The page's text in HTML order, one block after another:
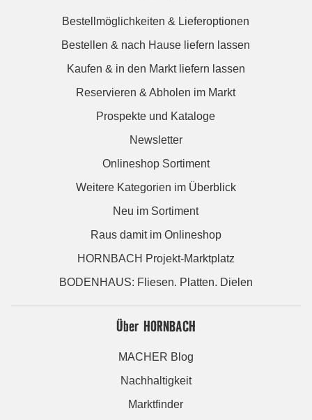
Bestellmöglichkeiten & Lieferoptionen
Bestellen & nach Hause liefern lassen
Kaufen & in den Markt liefern lassen
Reservieren & Abholen im Markt
Prospekte und Kataloge
Newsletter
Onlineshop Sortiment
Weitere Kategorien im Überblick
Neu im Sortiment
Raus damit im Onlineshop
HORNBACH Projekt-Marktplatz
BODENHAUS: Fliesen. Platten. Dielen
Über HORNBACH
MACHER Blog
Nachhaltigkeit
Marktfinder